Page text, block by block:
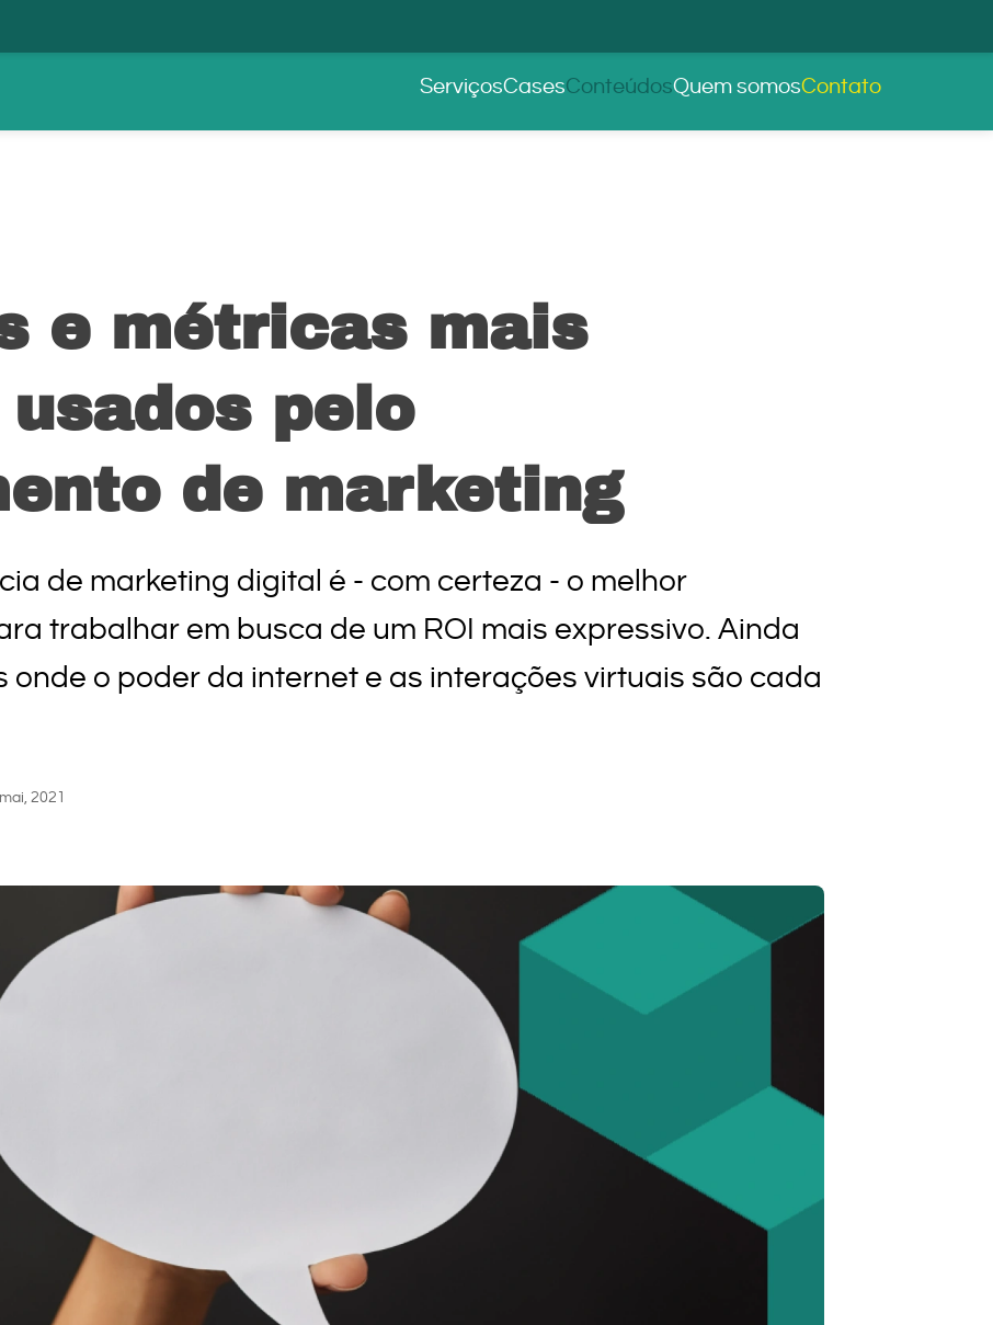
ServiçosCasesConteúdosQuem somosContato
e métricas mais
pelo
de marketing
de marketing digital é - com certeza - o melhor
trabalhar em busca de um ROI mais expressivo. Ainda
onde o poder da internet e as interações virtuais são cada
2021